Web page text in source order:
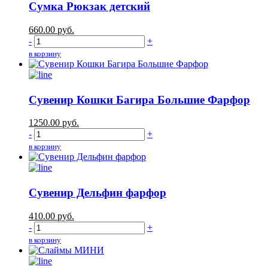
Сумка Рюкзак детский
660.00 руб.
-
+
в корзину
Сувенир Кошки Багира Большие Фарфор
1250.00 руб.
-
+
в корзину
Сувенир Дельфин фарфор
410.00 руб.
-
+
в корзину